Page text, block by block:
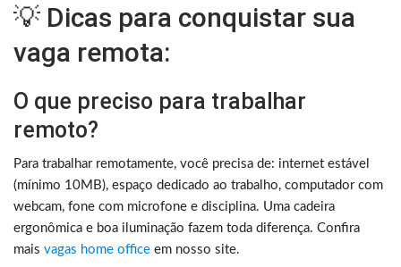
💡 Dicas para conquistar sua
vaga remota:
O que preciso para trabalhar
remoto?
Para trabalhar remotamente, você precisa de: internet estável
(mínimo 10MB), espaço dedicado ao trabalho, computador com
webcam, fone com microfone e disciplina. Uma cadeira
ergonômica e boa iluminação fazem toda diferença. Confira
mais vagas home office em nosso site.